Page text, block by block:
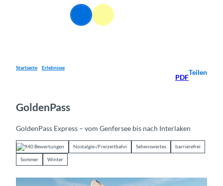
Suche Menü
Startseite Erlebnisse
PDF
Teilen
GoldenPass
GoldenPass Express − vom Genfersee bis nach Interlaken
940 Bewertungen Nostalgie-/Freizeitbahn Sehenswertes barrierefrei
Sommer Winter